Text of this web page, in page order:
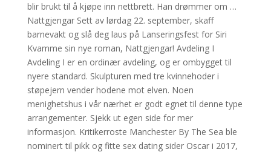
blir brukt til å kjøpe inn nettbrett. Han drømmer om …
Nattgjengar Sett av lørdag 22. september, skaff
barnevakt og slå deg laus på Lanseringsfest for Siri
Kvamme sin nye roman, Nattgjengar! Avdeling I
Avdeling I er en ordinær avdeling, og er ombygget til
nyere standard. Skulpturen med tre kvinnehoder i
støpejern vender hodene mot elven. Noen
menighetshus i vår nærhet er godt egnet til denne type
arrangementer. Sjekk ut egen side for mer
informasjon. Kritikerroste Manchester By The Sea ble
nominert til pikk og fitte sex dating sider Oscar i 2017,